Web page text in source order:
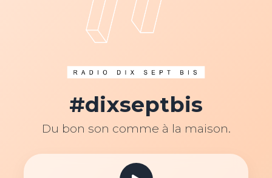
#dixseptbis
Du bon son comme à la maison.